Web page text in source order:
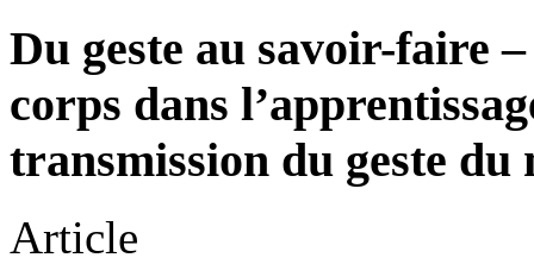
Du geste au savoir-faire
corps dans
transmission du geste
Article